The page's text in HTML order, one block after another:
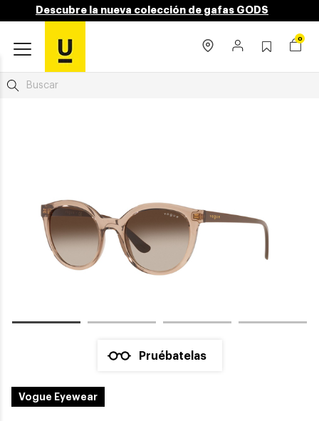
Descubre la nueva colección de gafas GODS
0
Pruébatelas
Vogue Eyewear